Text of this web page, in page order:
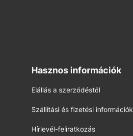
Hasznos információk
Elállás a szerződéstől
Szállítási és fizetési információk
Hírlevél-feliratkozás